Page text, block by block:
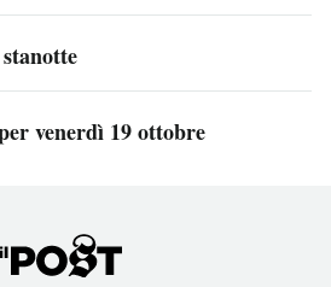
venerdì 19 ottobre